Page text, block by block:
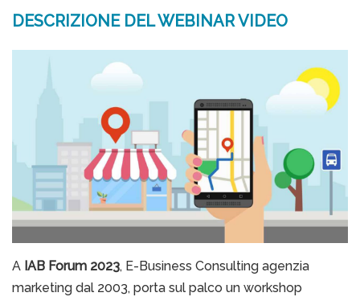
DESCRIZIONE DEL WEBINAR VIDEO
A IAB Forum 2023, E-Business Consulting agenzia
marketing dal 2003, porta sul palco un workshop